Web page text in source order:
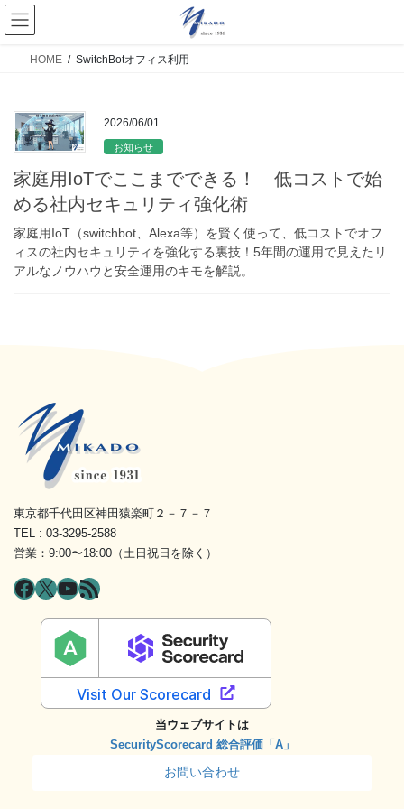
HOME SwitchBotオフィス利用
2026/06/01
お知らせ
家庭用IoTでここまでできる！ 低コストで始
める社内セキュリティ強化術
家庭用IoT（switchbot、Alexa等）を賢く使って、低コストでオフ
ィスの社内セキュリティを強化する裏技！5年間の運用で見えたリ
アルなノウハウと安全運用のキモを解説。
東京都千代田区神田猿楽町２－７－７
TEL : 03-3295-2588
営業：9:00〜18:00（土日祝日を除く）
Facebook
X YouTube
RSS フィード
当ウェブサイトは
SecurityScorecard 総合評価「A」
お問い合わせ